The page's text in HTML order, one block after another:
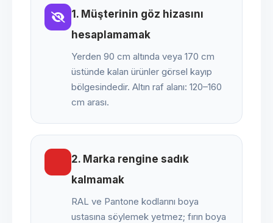
1. Müşterinin göz hizasını
hesaplamamak
Yerden 90 cm altında veya 170 cm
üstünde kalan ürünler görsel kayıp
bölgesindedir. Altın raf alanı: 120–160
cm arası.
2. Marka rengine sadık
kalmamak
RAL ve Pantone kodlarını boya
ustasına söylemek yetmez; fırın boya